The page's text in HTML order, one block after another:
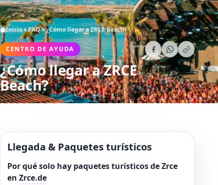
Inicio FAQ ¿Cómo llegar a ZRCE Beach?
CENTRO DE AYUDA
¿Cómo llegar a ZRCE
Beach?
Llegada & Paquetes turísticos
Por qué solo hay paquetes turísticos de Zrce
en Zrce.de